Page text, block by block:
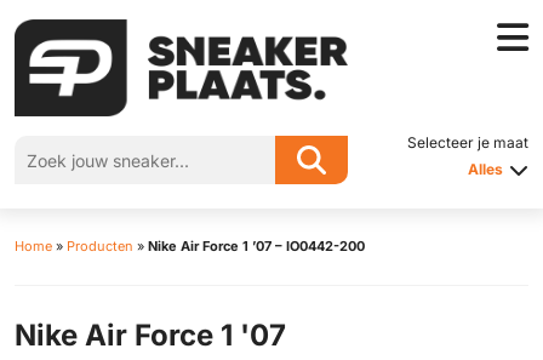
Selecteer je maat
Alles
Home » Producten » Nike Air Force 1 ’07 – IO0442-200
Nike Air Force 1 '07